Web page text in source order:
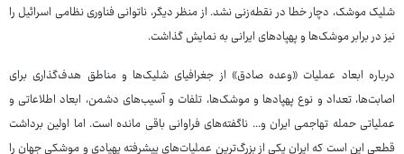
شلیک موشک، دچار خطا در نقطه‌زنی نشد. از منظر دیگر، ناتوانی فناوری نظامی اسرائیل را
نیز در برابر موشک‌ها و پهپادهای ایرانی به نمایش گذاشت.
درباره ابعاد عملیات «وعده صادق» از جغرافیای شلیک‌ها و مناطق هدف‌گذاری برای
اصابت‌ها، تعداد و نوع پهپادها و موشک‌ها، تلفات و آسیب‌های دشمن، ابعاد اطلاعاتی و
عملیاتی حمله تهاجمی ایران و... ناگفته‌های فراوانی باقی مانده است. اما اولین برداشت
قطعی این است که ایران یکی از بزرگ‌ترین عملیات‌های پیشرفته پهپادی و موشکی جهان را